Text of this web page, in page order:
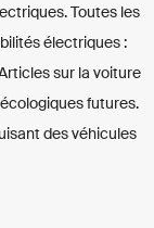
Toutes les
électriques :
sur la voiture
futures.
des véhicules